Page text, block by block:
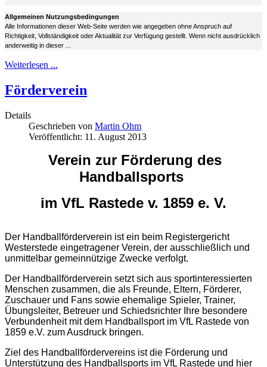
Allgemeinen Nutzungsbedingungen
Alle Informationen dieser Web-Seite werden wie angegeben ohne Anspruch auf
Richtigkeit, Vollständigkeit oder Aktualität zur Verfügung gestellt. Wenn nicht ausdrücklich
anderweitig in dieser ...
Weiterlesen ...
Förderverein
Details
Geschrieben von Martin Ohm
Veröffentlicht: 11. August 2013
Verein zur Förderung des
Handballsports
im VfL Rastede v. 1859 e. V.
Der Handballförderverein ist ein beim Registergericht
Westerstede eingetragener Verein, der ausschließlich und
unmittelbar gemeinnützige Zwecke verfolgt.
Der Handballförderverein setzt sich aus sportinteressierten
Menschen zusammen, die als Freunde, Eltern, Förderer,
Zuschauer und Fans sowie ehemalige Spieler, Trainer,
Übungsleiter, Betreuer und Schiedsrichter Ihre besondere
Verbundenheit mit dem Handballsport im VfL Rastede von
1859 e.V. zum Ausdruck bringen.
Ziel des Handballfördervereins ist die Förderung und
Unterstützung des Handballsports im VfL Rastede und hier